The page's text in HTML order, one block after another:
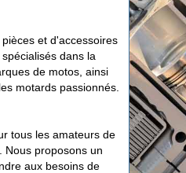
et d'accessoires
dans la
de motos, ainsi
motards passionnés.
tous les amateurs de
Nous proposons un
aux besoins de